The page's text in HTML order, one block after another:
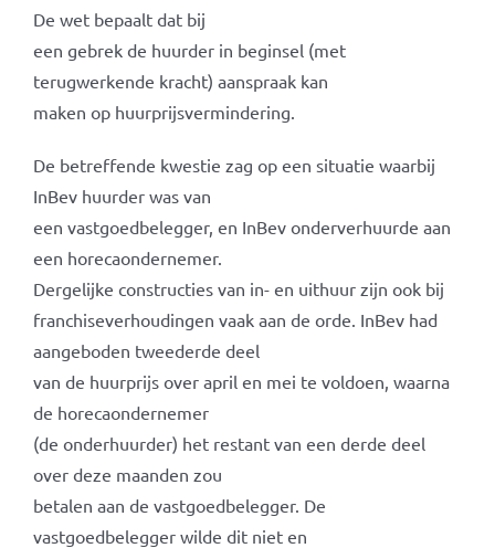
De wet bepaalt dat bij
een gebrek de huurder in beginsel (met
terugwerkende kracht) aanspraak kan
maken op huurprijsvermindering.
De betreffende kwestie zag op een situatie waarbij
InBev huurder was van
een vastgoedbelegger, en InBev onderverhuurde aan
een horecaondernemer.
Dergelijke constructies van in- en uithuur zijn ook bij
franchiseverhoudingen vaak aan de orde. InBev had
aangeboden tweederde deel
van de huurprijs over april en mei te voldoen, waarna
de horecaondernemer
(de onderhuurder) het restant van een derde deel
over deze maanden zou
betalen aan de vastgoedbelegger. De
vastgoedbelegger wilde dit niet en